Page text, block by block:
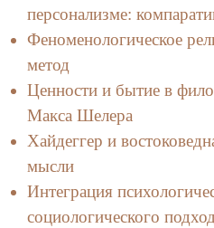
персонализме:
Феноменологическое
метод
Ценности и бытие в
Макса Шелера
Хайдеггер и
мысли
Интеграция
социологического